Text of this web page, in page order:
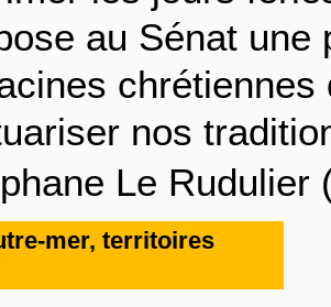
au Sénat
nos
Le Rudulier
mer, territoires